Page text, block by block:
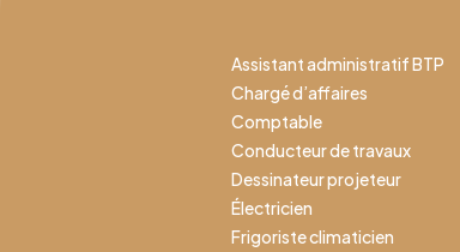
Assistant administratif BTP
Chargé d’affaires
Comptable
Conducteur de travaux
Dessinateur projeteur
Électricien
Frigoriste climaticien